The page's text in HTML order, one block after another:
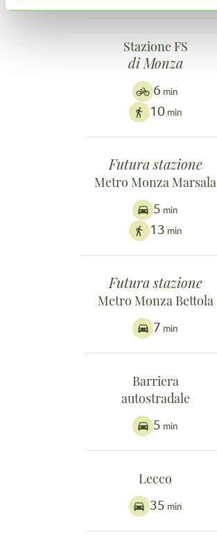
Stazione FS
di Monza
6 min
10min
Futura stazione
Metro Monza Marsala
5 min
13 min
Futura stazione
Metro Monza Bettola
7 min
Barriera
autostradale
5 min
Lecco
35 min